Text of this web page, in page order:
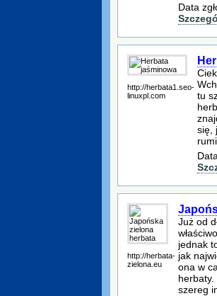
Data
http://herbata1.seo-
linuxpl.com
tu
się,
http://herbata-
zielona.eu
Już od
jednak
jak
ona w
szereg